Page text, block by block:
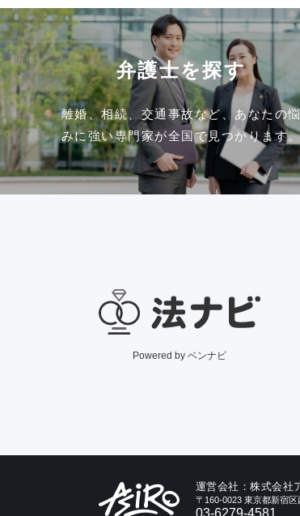
弁護士を探す
離婚、相続、交通事故など、あなたの
みに強い専門家が全国で見つかります
Powered by ベンナビ
運営会社：株式会社
〒160-0023 東京都新宿
03-6279-4581